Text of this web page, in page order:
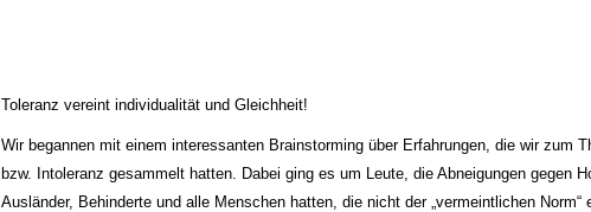
Toleranz vereint individualität und Gleichheit!
Wir begannen mit einem interessanten Brainstorming über Erfahrungen, die wir zum
bzw. Intoleranz gesammelt hatten. Dabei ging es um Leute, die Abneigungen gegen
Ausländer, Behinderte und alle Menschen hatten, die nicht der „vermeintlichen Norm“